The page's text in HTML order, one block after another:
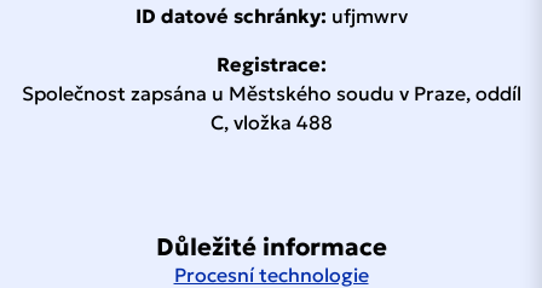
ID datové schránky: ufjmwrv
Registrace:
Společnost zapsána u Městského soudu v Praze, oddíl
C, vložka 488
Důležité informace
Procesní technologie